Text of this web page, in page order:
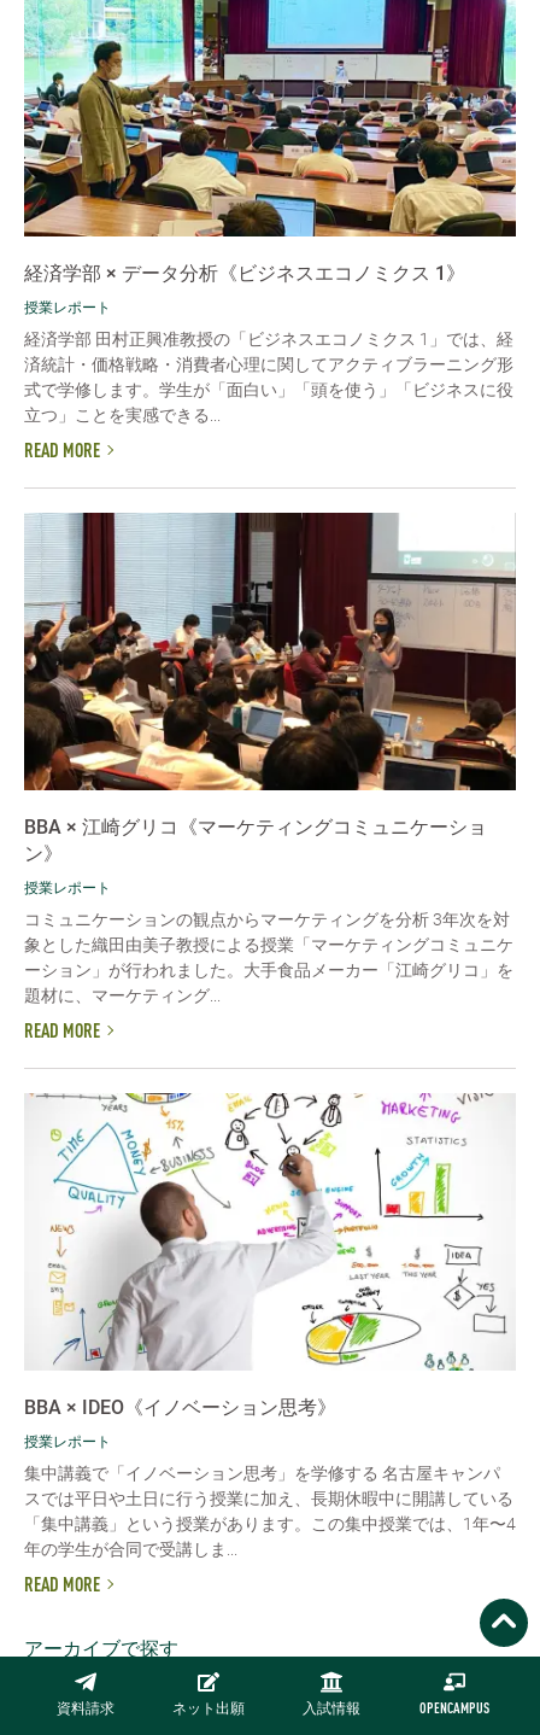
資料請求 ネット出願 入試情報 OPENCAMPUS
経済学部 × データ分析《ビジネスエコノミクス 1》
授業レポート
経済学部 田村正興准教授の「ビジネスエコノミクス 1」では、経
済統計・価格戦略・消費者心理に関してアクティブラーニング形
式で学修します。学生が「面白い」「頭を使う」「ビジネスに役
立つ」ことを実感できる...
READ MORE
BBA × 江崎グリコ《マーケティングコミュニケーショ
ン》
授業レポート
コミュニケーションの観点からマーケティングを分析 3年次を対
象とした織田由美子教授による授業「マーケティングコミュニケ
ーション」が行われました。大手食品メーカー「江崎グリコ」を
題材に、マーケティング...
READ MORE
BBA × IDEO《イノベーション思考》
授業レポート
集中講義で「イノベーション思考」を学修する 名古屋キャンパ
スでは平日や土日に行う授業に加え、長期休暇中に開講している
「集中講義」という授業があります。この集中授業では、1年〜4
年の学生が合同で受講しま...
READ MORE
アーカイブで探す
2026/01 2025/01 2023/01 2022/01